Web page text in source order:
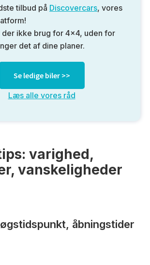
tilbud på Discovercars, vores
der ikke brug for 4×4, uden for
det af dine planer.
Se ledige biler >>
Læs alle vores råd
varighed,
vanskeligheder
åbningstider